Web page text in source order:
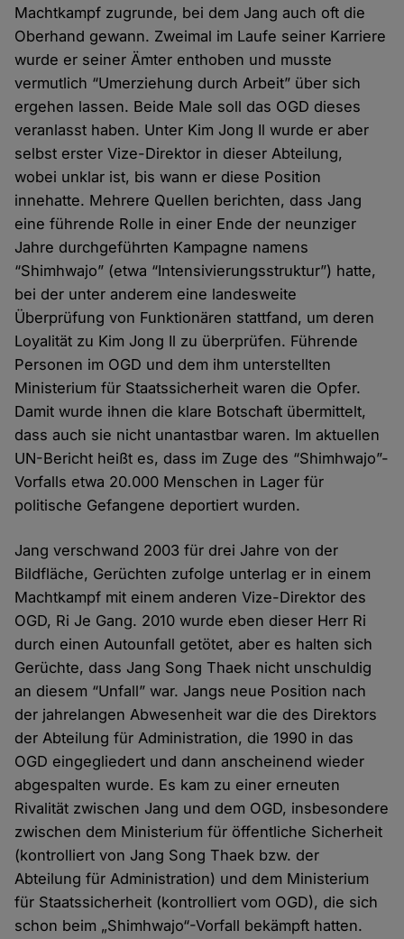
Machtkampf zugrunde, bei dem Jang auch oft die
Oberhand gewann. Zweimal im Laufe seiner Karriere
wurde er seiner Ämter enthoben und musste
vermutlich “Umerziehung durch Arbeit” über sich
ergehen lassen. Beide Male soll das OGD dieses
veranlasst haben. Unter Kim Jong Il wurde er aber
selbst erster Vize-Direktor in dieser Abteilung,
wobei unklar ist, bis wann er diese Position
innehatte. Mehrere Quellen berichten, dass Jang
eine führende Rolle in einer Ende der neunziger
Jahre durchgeführten Kampagne namens
“Shimhwajo” (etwa “Intensivierungsstruktur”) hatte,
bei der unter anderem eine landesweite
Überprüfung von Funktionären stattfand, um deren
Loyalität zu Kim Jong Il zu überprüfen. Führende
Personen im OGD und dem ihm unterstellten
Ministerium für Staatssicherheit waren die Opfer.
Damit wurde ihnen die klare Botschaft übermittelt,
dass auch sie nicht unantastbar waren. Im aktuellen
UN-Bericht heißt es, dass im Zuge des “Shimhwajo”-
Vorfalls etwa 20.000 Menschen in Lager für
politische Gefangene deportiert wurden.
Jang verschwand 2003 für drei Jahre von der
Bildfläche, Gerüchten zufolge unterlag er in einem
Machtkampf mit einem anderen Vize-Direktor des
OGD, Ri Je Gang. 2010 wurde eben dieser Herr Ri
durch einen Autounfall getötet, aber es halten sich
Gerüchte, dass Jang Song Thaek nicht unschuldig
an diesem “Unfall” war. Jangs neue Position nach
der jahrelangen Abwesenheit war die des Direktors
der Abteilung für Administration, die 1990 in das
OGD eingegliedert und dann anscheinend wieder
abgespalten wurde. Es kam zu einer erneuten
Rivalität zwischen Jang und dem OGD, insbesondere
zwischen dem Ministerium für öffentliche Sicherheit
(kontrolliert von Jang Song Thaek bzw. der
Abteilung für Administration) und dem Ministerium
für Staatssicherheit (kontrolliert vom OGD), die sich
schon beim „Shimhwajo“-Vorfall bekämpft hatten.